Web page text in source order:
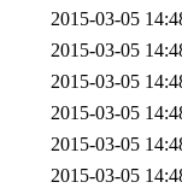
2015-03-05
2015-03-05
2015-03-05
2015-03-05
2015-03-05
2015-03-05